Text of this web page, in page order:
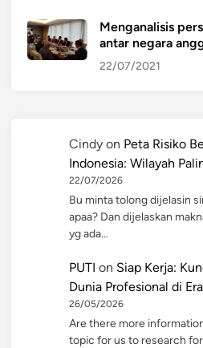
Menganalisis
antar negara
22/07/2021
Cindy on Peta Risiko
Indonesia: Wilayah
22/07/2026
Bu minta tolong dijelasin
apaa? Dan dijelaskan
yg ada…
PUTI on Siap Kerja:
Dunia Profesional di
26/05/2026
Are there more
topic for us to research